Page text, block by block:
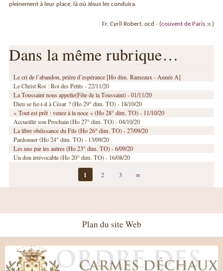
pleinement à leur place, là où Jésus les conduira.
Fr. Cyril Robert, ocd - (couvent de Paris )
Dans la même rubrique…
Le cri de l’abandon, prière d’espérance [Ho dim. Rameaux - Année A]
Le Christ Roi : Roi des Petits - 22/11/20
La Toussaint nous appelle(Fête de la Toussaint) - 01/11/20
Dieu se fie-t-il à César ? (Ho 29° dim. TO) - 18/10/20
« Tout est prêt : venez à la noce » (Ho 28° dim. TO) - 11/10/20
Accueillir son Prochain (Ho 27° dim. TO) - 04/10/20
La libre obéissance du Fils (Ho 26° dim. TO) - 27/09/20
Pardonner (Ho 24° dim. TO) - 13/09/20
Les uns par les autres (Ho 23° dim. TO) - 6/09/20
Un don irrévocable (Ho 20° dim. TO) - 16/08/20
1 2 3 ∞
Plan du site Web